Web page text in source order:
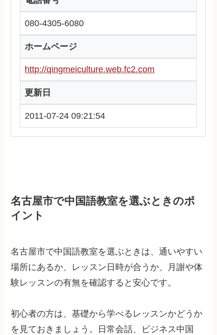
080-4305-6080
ホームページ
http://qingmeiculture.web.fc2.com
更新日
2011-07-24 09:21:54
名古屋市で中国語教室を選ぶときのポ
イント
名古屋市で中国語教室を選ぶときは、通いやすい
場所にあるか、レッスン日時が合うか、月謝や体
験レッスンの有無を確認すると安心です。
初心者の方は、基礎から学べるレッスンかどうか
を見ておきましょう。日常会話、ビジネス中国